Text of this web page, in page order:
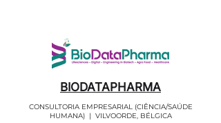
BIODATAPHARMA
CONSULTORIA EMPRESARIAL (CIÊNCIA/SAÚDE
HUMANA) | VILVOORDE, BÉLGICA